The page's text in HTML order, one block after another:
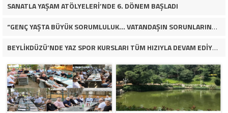
SANATLA YAŞAM ATÖLYELERİ’NDE 6. DÖNEM BAŞLADI
“GENÇ YAŞTA BÜYÜK SORUMLULUK… VATANDAŞIN SORUNLARINA ÇÖZÜM ARIYOR!”
BEYLİKDÜZÜ’NDE YAZ SPOR KURSLARI TÜM HIZIYLA DEVAM EDİYOR